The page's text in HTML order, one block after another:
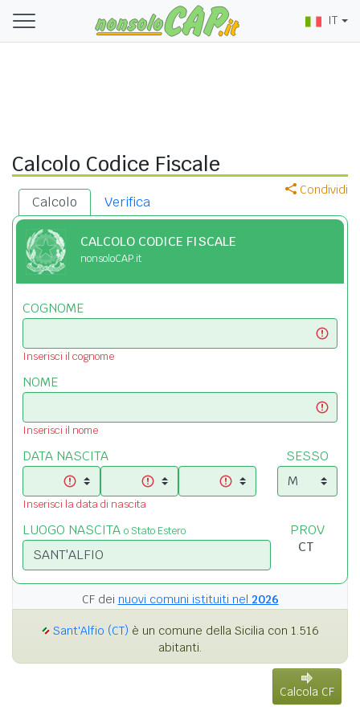
IT
Calcolo Codice Fiscale
Condividi
Calcolo Verifica
CALCOLO CODICE FISCALE
nonsoloCAP.it
COGNOME
Inserisci il cognome
NOME
Inserisci il nome
DATA NASCITA
Inserisci la data di nascita
SESSO
LUOGO NASCITA o Stato Estero PROV
CF dei nuovi comuni istituiti nel 2026
Sant'Alfio (CT) è un comune della Sicilia con 1.516
abitanti.
Calcola CF